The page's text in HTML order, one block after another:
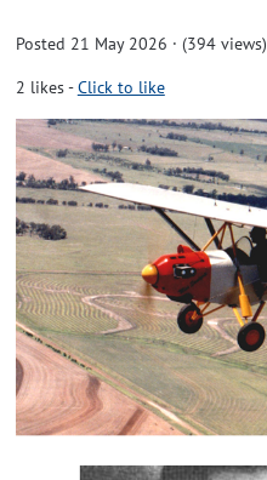
Posted 21 May 2026 · (394 views)
2 likes-Click to like